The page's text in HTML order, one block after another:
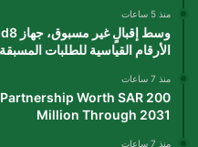
منذ 5 ساعات
الأرقام القياسية للطلبات المسبقة
منذ 7 ساعات
Worth SAR 200
Million Through 2031
منذ 7 ساعات